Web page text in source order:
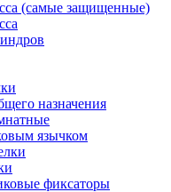
(самые защищенные)
назначения
язычком
фиксаторы